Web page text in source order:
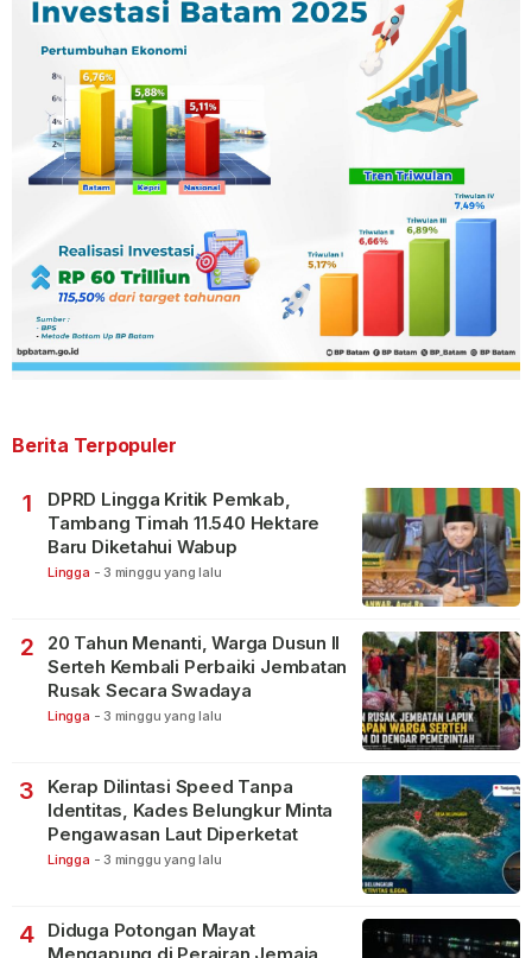
Berita Terpopuler
1
DPRD Lingga Kritik Pemkab,
Tambang Timah 11.540 Hektare
Baru Diketahui Wabup
Lingga - 3 minggu yang lalu
2
20 Tahun Menanti, Warga Dusun II
Serteh Kembali Perbaiki Jembatan
Rusak Secara Swadaya
Lingga - 3 minggu yang lalu
3
Kerap Dilintasi Speed Tanpa
Identitas, Kades Belungkur Minta
Pengawasan Laut Diperketat
Lingga - 3 minggu yang lalu
4
Diduga Potongan Mayat
Mengapung di Perairan Jemaja